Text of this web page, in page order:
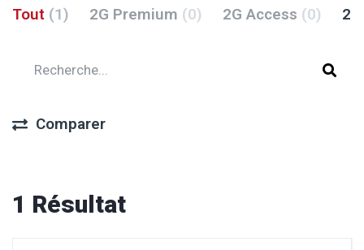
Tout (1) 2G Premium (0) 2G Access (0)
Comparer
1 Résultat